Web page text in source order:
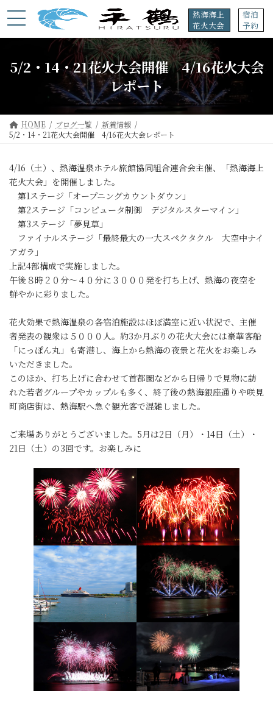
ン
プ
ビ
動
熱海海上
花火大会
宿泊
予約
5/2・14・21花火大会開催 4/16花火大会
レポート
HOME ブログ一覧
新着情報
5/2・14・21花火大会開催 4/16花火大会レポート
4/16（土）、熱海温泉ホテル旅館協同組合連合会主催、「熱海海上
花火大会」を開催しました。
第1ステージ「オープニングカウントダウン」
第2ステージ「コンピュータ制御 デジタルスターマイン」
第3ステージ「夢見草」
ファイナルステージ「最終最大の一大スペクタクル 大空中ナイ
アガラ」
上記4部構成で実施しました。
午後８時２０分〜４０分に３０００発を打ち上げ、熱海の夜空を
鮮やかに彩りました。
花火効果で熱海温泉の各宿泊施設はほぼ満室に近い状況で、主催
者発表の観衆は５０００人。約3か月ぶりの花火大会には豪華客船
「にっぽん丸」も寄港し、海上から熱海の夜景と花火をお楽しみ
いただきました。
このほか、打ち上げに合わせて首都圏などから日帰りで見物に訪
れた若者グループやカップルも多く、終了後の熱海銀座通りや咲見
町商店街は、熱海駅へ急ぐ観光客で混雑しました。
ご来場ありがとうございました。5月は2日（月）・14日（土）・
21日（土）の3回です。お楽しみに